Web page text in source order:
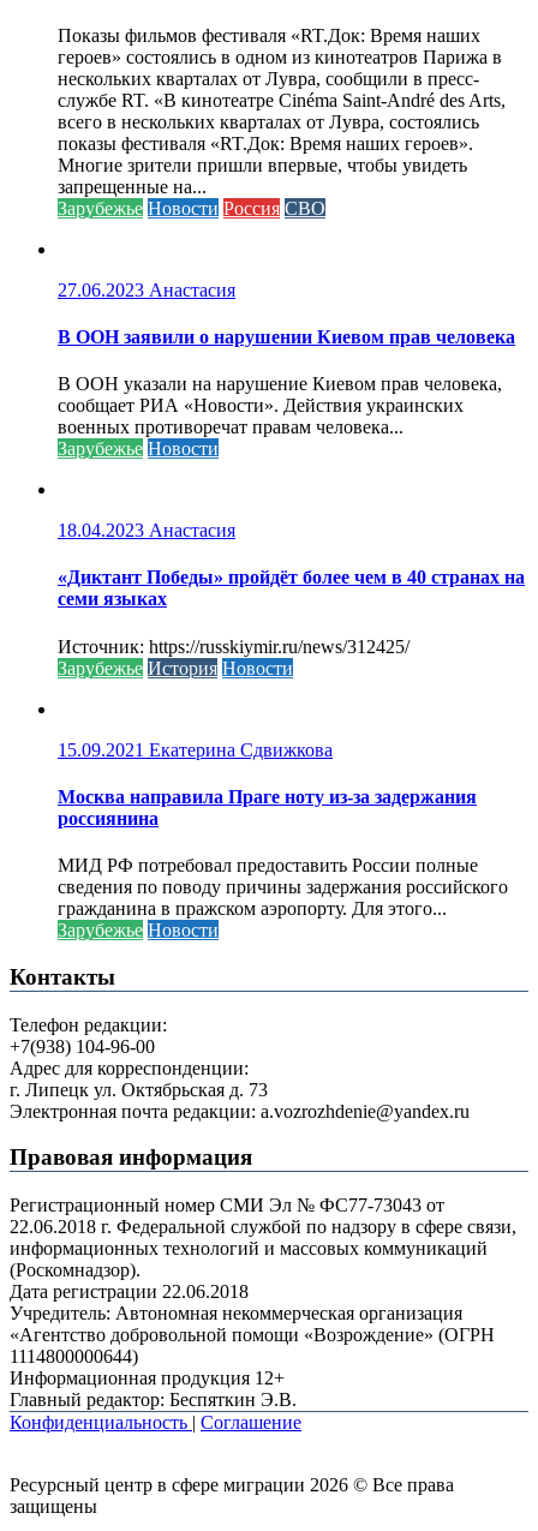
Показы фильмов фестиваля «RT.Док: Время наших
героев» состоялись в одном из кинотеатров Парижа в
нескольких кварталах от Лувра, сообщили в пресс-
службе RT. «В кинотеатре Cinéma Saint-André des Arts,
всего в нескольких кварталах от Лувра, состоялись
показы фестиваля «RT.Док: Время наших героев».
Многие зрители пришли впервые, чтобы увидеть
запрещенные на...
Зарубежье Новости Россия СВО
27.06.2023 Анастасия
В ООН заявили о нарушении Киевом прав человека
В ООН указали на нарушение Киевом прав человека,
сообщает РИА «Новости». Действия украинских
военных противоречат правам человека...
Зарубежье Новости
18.04.2023 Анастасия
«Диктант Победы» пройдёт более чем в 40 странах на
семи языках
Источник: https://russkiymir.ru/news/312425/
Зарубежье История Новости
15.09.2021 Екатерина Сдвижкова
Москва направила Праге ноту из-за задержания
россиянина
МИД РФ потребовал предоставить России полные
сведения по поводу причины задержания российского
гражданина в пражском аэропорту. Для этого...
Зарубежье Новости
Контакты
Телефон редакции:
+7(938) 104-96-00
Адрес для корреспонденции:
г. Липецк ул. Октябрьская д. 73
Электронная почта редакции: a.vozrozhdenie@yandex.ru
Правовая информация
Регистрационный номер СМИ Эл № ФС77-73043 от
22.06.2018 г. Федеральной службой по надзору в сфере связи,
информационных технологий и массовых коммуникаций
(Роскомнадзор).
Дата регистрации 22.06.2018
Учредитель: Автономная некоммерческая организация
«Агентство добровольной помощи «Возрождение» (ОГРН
1114800000644)
Информационная продукция 12+
Главный редактор: Беспяткин Э.В.
Конфиденциальность | Соглашение
Ресурсный центр в сфере миграции 2026 © Все права
защищены